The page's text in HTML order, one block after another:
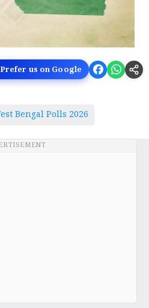
Prefer us on Google
Bengal Polls 2026